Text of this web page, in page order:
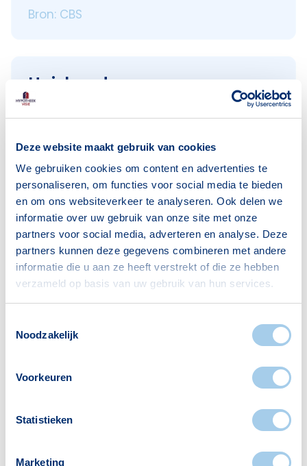
Deze website maakt gebruik van cookies
We gebruiken cookies om content en advertenties te
personaliseren, om functies voor social media te bieden
en om ons websiteverkeer te analyseren. Ook delen we
informatie over uw gebruik van onze site met onze
partners voor social media, adverteren en analyse. Deze
partners kunnen deze gegevens combineren met andere
informatie die u aan ze heeft verstrekt of die ze hebben
verzameld op basis van uw gebruik van hun services.
Noodzakelijk
Voorkeuren
Statistieken
Marketing
Bron: CBS
Huishoudens
Alleenwonend
258
Gezin met kinderen
Bron: CBS
Voorzieningen in Kruidenhof
Deze wijk heeft het allemaal voor je. Zo vind je
Supermarkten Restaurants